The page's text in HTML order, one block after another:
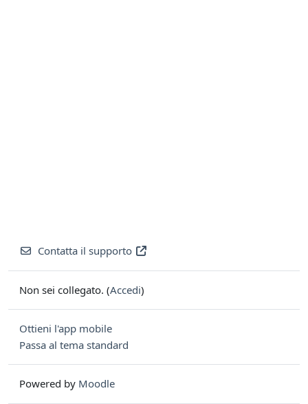
Contatta il supporto
Non sei collegato. (Accedi)
Ottieni l'app mobile
Passa al tema standard
Powered by Moodle